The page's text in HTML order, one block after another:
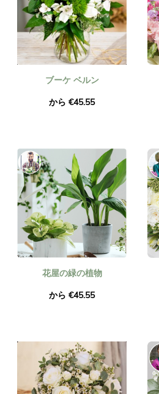
ブーケ ベルン
から €45.55
花屋の緑の植物
から €45.55